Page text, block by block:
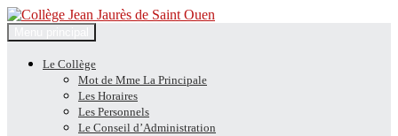
Collège Jean Jaurès de Saint
Ouen
Recherche
au
contenu
Le Collège
Mot de Mme La Principale
Les Horaires
Les Personnels
Le Conseil d’Administration